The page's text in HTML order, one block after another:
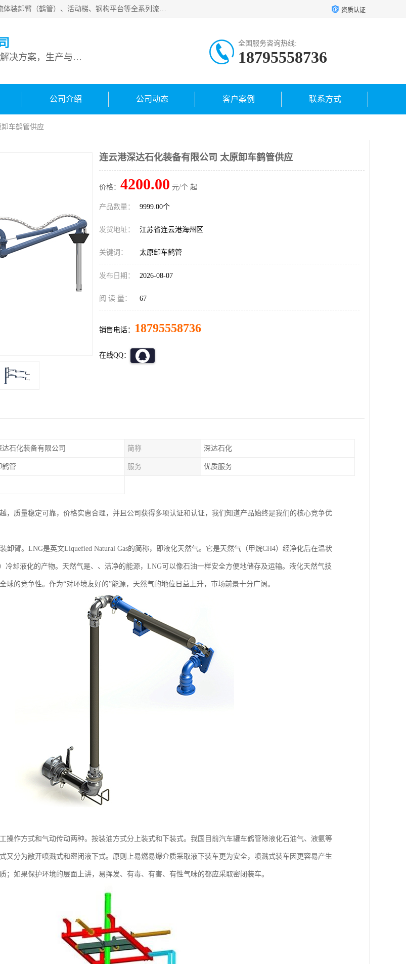
连云港深达石化装备有限公司是从事定量装车系统、船用流体装卸臂、陆用流体装卸臂（鹤管）、活动梯、钢构平台等全系列流体装卸设备的设计、制造、销售以及服务的专业供应商。公司始终以客户为中心，密切跟踪国内外油气储运及装卸设备先进技术的发展，以先进的技术、优质的产品、一流的服务，满足客户需求。 资质认证
专业从事流体装卸设备生产,提供全面解决方案，生产与定制服务
全国服务咨询热线:
18795558736
公司介绍 公司动态 客户案例 联系方式
车鹤管供应
连云港深达石化装备有限公司 太原卸车鹤管供应
价格： 4200.00 元/个 起
产品数量： 9999.00个
发货地址： 江苏省连云港海州区
关键词： 太原卸车鹤管
发布日期： 2026-08-07
阅 读 量： 67
销售电话： 18795558736
在线QQ：
石化装备有限公司 简称 深达石化
鹤管 服务 优质服务
，质量稳定可靠，价格实惠合理，并且公司获得多项认证和认证，我们知道产品始终是我们的核心竞争优
卸臂。LNG是英文Liquefied Natural Gas的简称，即液化天然气。它是天然气（甲烷CH4）经净化后在温状
冷却液化的产物。天然气是、、洁净的能源，LNG可以像石油一样安全方便地储存及运输。液化天然气技
球的竞争性。作为“对环境友好的”能源，天然气的地位日益上升，市场前景十分广阔。
操作方式和气动传动两种。按装油方式分上装式和下装式。我国目前汽车罐车鹤管除液化石油气、液氨等
又分为敞开喷溅式和密闭液下式。原则上易燃易爆介质采取液下装车更为安全，喷溅式装车因更容易产生
；如果保护环境的层面上讲，易挥发、有毒、有害、有性气味的都应采取密闭装车。